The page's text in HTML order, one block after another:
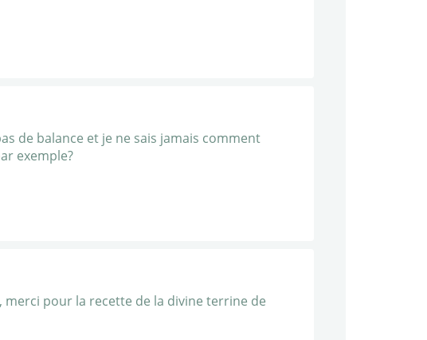
de balance et je ne sais jamais comment
exemple?
pour la recette de la divine terrine de